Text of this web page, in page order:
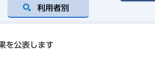
利用者別
を公表します